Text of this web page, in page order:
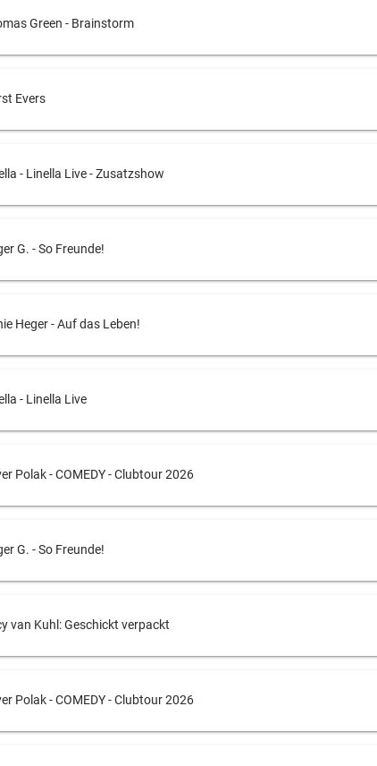
Green - Brainstorm
Evers
- Linella Live - Zusatzshow
G. - So Freunde!
Heger - Auf das Leben!
- Linella Live
Polak - COMEDY - Clubtour 2026
G. - So Freunde!
van Kuhl: Geschickt verpackt
Polak - COMEDY - Clubtour 2026